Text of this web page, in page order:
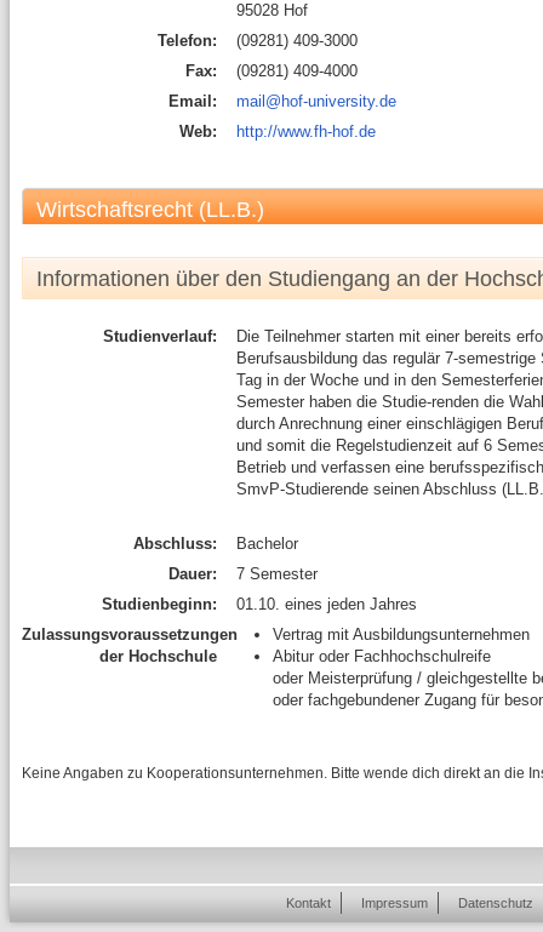
95028 Hof
Telefon:
(09281) 409-3000
Fax:
(09281) 409-4000
Email:
mail@hof-university.de
Web:
http://www.fh-hof.de
Wirtschaftsrecht (LL.B.)
Informationen über den Studiengang an der
Studienverlauf:
Die Teilnehmer starten mit einer bereits
Berufsausbildung das regulär 7-
Tag in der Woche und in den
Semester haben die Studie-renden die
durch Anrechnung einer einschlägigen
und somit die Regelstudienzeit auf 6
Betrieb und verfassen eine
SmvP-Studierende seinen Abschluss
Abschluss:
Bachelor
Dauer:
7 Semester
Studienbeginn:
01.10. eines jeden Jahres
Zulassungsvoraussetzungen
der Hochschule
Vertrag mit Ausbildungsunternehmen
Abitur oder Fachhochschulreife
oder Meisterprüfung / gleichgestellte
oder fachgebundener Zugang für
Keine Angaben zu Kooperationsunternehmen. Bitte wende dich direkt an die
Kontakt Impressum Datenschutz